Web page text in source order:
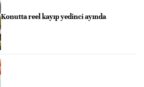
Konutta reel kayıp yedinci ayında